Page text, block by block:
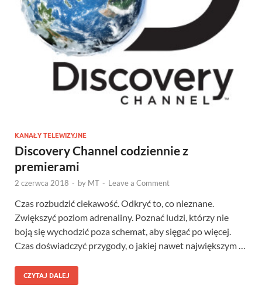
KANAŁY TELEWIZYJNE
Discovery Channel codziennie z
premierami
2 czerwca 2018 - by MT - Leave a Comment
Czas rozbudzić ciekawość. Odkryć to, co nieznane.
Zwiększyć poziom adrenaliny. Poznać ludzi, którzy nie
boją się wychodzić poza schemat, aby sięgać po więcej.
Czas doświadczyć przygody, o jakiej nawet największym …
CZYTAJ DALEJ